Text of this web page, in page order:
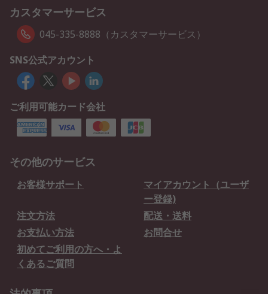
カスタマーサービス
045-335-8888（カスタマーサービス）
SNS公式アカウント
ご利用可能カード会社
その他のサービス
お客様サポート
マイアカウント（ユーザ
ー登録)
注文方法
配送・送料
お支払い方法
お問合せ
初めてご利用の方へ・よ
くあるご質問